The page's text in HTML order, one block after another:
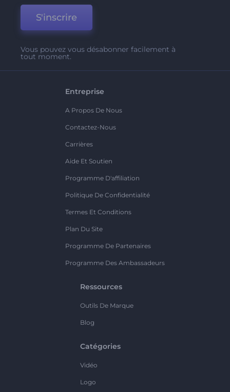
S'inscrire
Vous pouvez vous désabonner facilement à
tout moment.
Entreprise
A Propos De Nous
Contactez-Nous
Carrières
Aide Et Soutien
Programme D'affiliation
Politique De Confidentialité
Termes Et Conditions
Plan Du Site
Programme De Partenaires
Programme Des Ambassadeurs
Ressources
Outils De Marque
Blog
Catégories
Vidéo
Logo